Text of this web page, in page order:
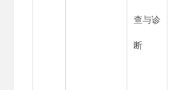
查与诊
断